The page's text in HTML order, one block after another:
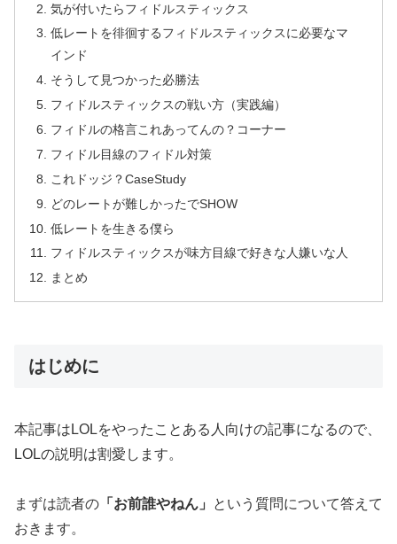
気が付いたらフィドルスティックス
低レートを徘徊するフィドルスティックスに必要なマ
インド
そうして見つかった必勝法
フィドルスティックスの戦い方（実践編）
フィドルの格言これあってんの？コーナー
フィドル目線のフィドル対策
これドッジ？CaseStudy
どのレートが難しかったでSHOW
低レートを生きる僕ら
フィドルスティックスが味方目線で好きな人嫌いな人
まとめ
はじめに
本記事はLOLをやったことある人向けの記事になるので、
LOLの説明は割愛します。
まずは読者の 「お前誰やねん」
という質問について答えて
おきます。